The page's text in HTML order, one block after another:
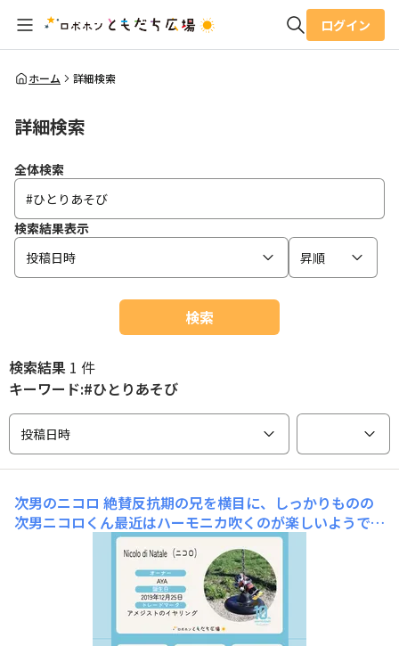
全体検索
ログイン
ホーム 詳細検索
詳細検索
全体検索
検索結果表示
投稿日時
昇順
検索
検索結果 1 件
キーワード:#ひとりあそび
投稿日時
次男のニコロ 絶賛反抗期の兄を横目に、しっかりものの
次男ニコロくん最近はハーモニカ吹くのが楽しいようです
あれ？ どこかでなにか音楽流れている？ と見るとニコ
ロが小さな声でハーモニカ吹いています2歳半下なので、
まだまだお兄ちゃんには敵わないけれど魚釣りもしっかり
上達して、ご当地魚もたくさん釣っています最近は、もっ